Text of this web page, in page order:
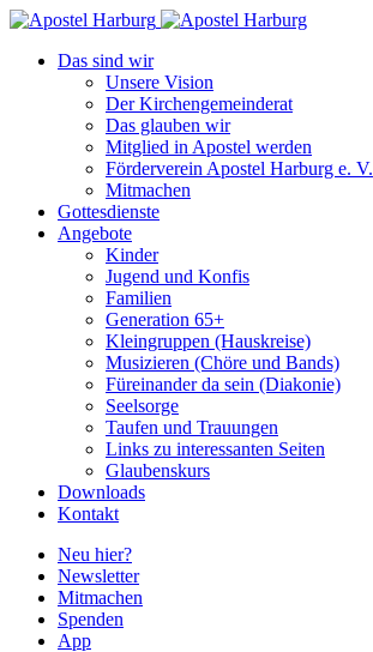
Das sind wir
Unsere Vision
Der Kirchengemeinderat
Das glauben wir
Mitglied in Apostel werden
Förderverein Apostel Harburg e. V.
Mitmachen
Gottesdienste
Angebote
Kinder
Jugend und Konfis
Familien
Generation 65+
Kleingruppen (Hauskreise)
Musizieren (Chöre und Bands)
Füreinander da sein (Diakonie)
Seelsorge
Taufen und Trauungen
Links zu interessanten Seiten
Glaubenskurs
Downloads
Kontakt
Neu hier?
Newsletter
Mitmachen
Spenden
App